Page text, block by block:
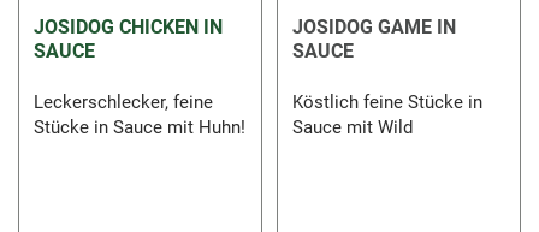
JOSIDOG CHICKEN IN
SAUCE
Leckerschlecker, feine
Stücke in Sauce mit Huhn!
JOSIDOG GAME IN
SAUCE
Köstlich feine Stücke in
Sauce mit Wild